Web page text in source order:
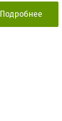
Подробнее